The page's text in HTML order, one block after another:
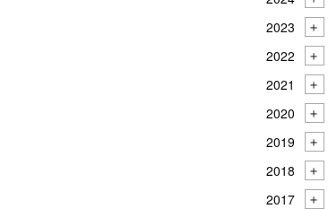
2023
2022
2021
2020
2019
2018
2017